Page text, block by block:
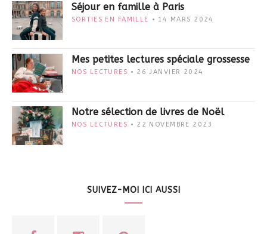
Séjour en famille à Paris
SORTIES EN FAMILLE 14 MARS 2024
Mes petites lectures spéciale grossesse
NOS LECTURES 26 JANVIER 2024
Notre sélection de livres de Noël
NOS LECTURES 22 NOVEMBRE 2023
SUIVEZ-MOI ICI AUSSI